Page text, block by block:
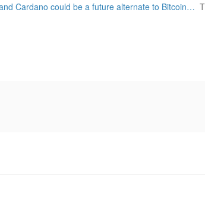
Cardano could be a future alternate to Bitcoin…